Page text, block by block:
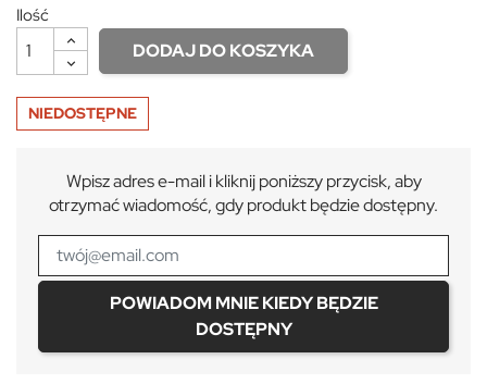
Ilość
DODAJ DO KOSZYKA
NIEDOSTĘPNE
Wpisz adres e-mail i kliknij poniższy przycisk, aby
otrzymać wiadomość, gdy produkt będzie dostępny.
POWIADOM MNIE KIEDY BĘDZIE
DOSTĘPNY